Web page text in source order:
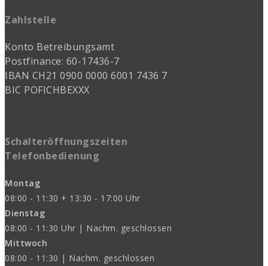
Zahlstelle
Konto Betreibungsamt
Postfinance: 60-17436-7
IBAN CH21 0900 0000 6001 7436 7
BIC POFICHBEXXX
Schalteröffnungszeiten
Telefonbedienung
Montag
08:00 - 11:30 + 13:30 - 17:00 Uhr
Dienstag
08:00 - 11:30 Uhr | Nachm. geschlossen
Mittwoch
08:00 - 11:30 | Nachm. geschlossen